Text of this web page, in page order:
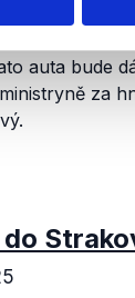
auta bude
za